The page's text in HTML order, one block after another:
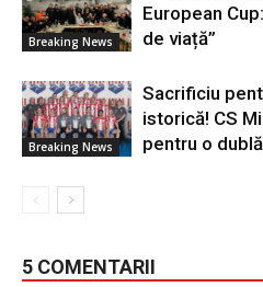
Breaking News
European
de viață”
Breaking News
Sacrificiu
istorică! CS
pentru o
5 COMENTARII